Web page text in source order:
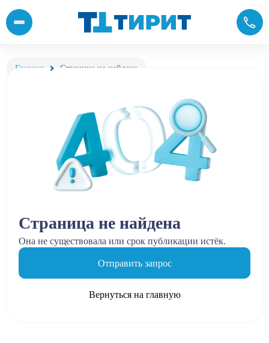
Главная Страница не найдена
Страница не найдена
Она не существовала или срок публикации истёк.
Отправить запрос
Вернуться на главную